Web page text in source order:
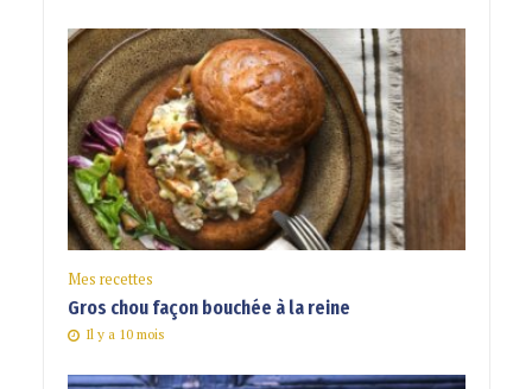
Mes recettes
Gros chou façon bouchée à la reine
Il y a 10 mois